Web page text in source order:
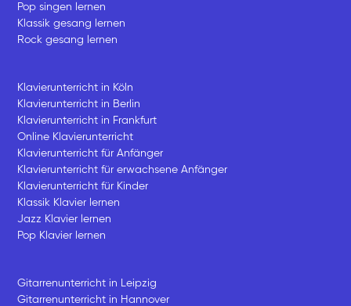
Pop singen lernen
Klassik gesang lernen
Rock gesang lernen
Klavierunterricht in Köln
Klavierunterricht in Berlin
Klavierunterricht in Frankfurt
Online Klavierunterricht
Klavierunterricht für Anfänger
Klavierunterricht für erwachsene Anfänger
Klavierunterricht für Kinder
Klassik Klavier lernen
Jazz Klavier lernen
Pop Klavier lernen
Gitarrenunterricht in Leipzig
Gitarrenunterricht in Hannover